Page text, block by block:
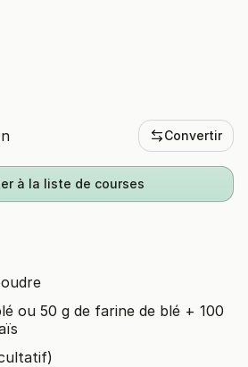
Convertir
à la liste de courses
ou 50 g de farine de blé + 100